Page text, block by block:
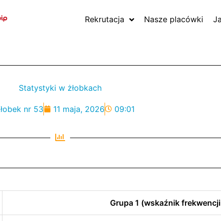
Rekrutacja Nasze placówki
Statystyki w żłobkach
nr 53 11 maja, 2026 09:01
Grupa 1 (wskaźnik